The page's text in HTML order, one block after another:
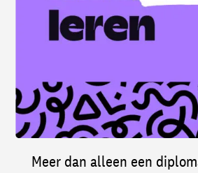
Meer dan alleen een